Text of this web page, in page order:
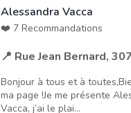
Alessandra Vacca
❤️ 7 Recommandations
📍 Rue Jean Bernard,
Bonjour à tous et à
ma page !Je me présente
Vacca, j’ai le plai...